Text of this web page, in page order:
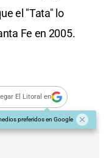
el "Tata" lo
Fe en 2005.
El Litoral en
preferidos en Google